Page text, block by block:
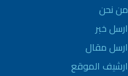
من نحن
ارسل خبر
ارسل مقال
ارشيف الموقع